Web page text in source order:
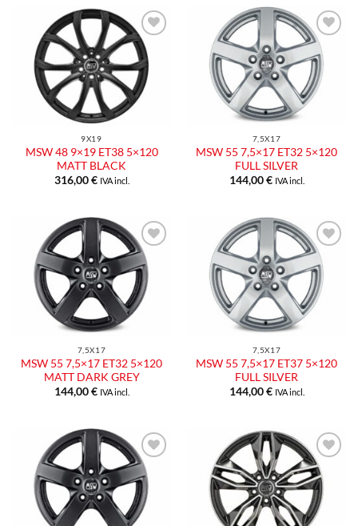
Aggiungi
alla lista
dei
desideri
9X19
MSW 48 9×19 ET38 5×120
MATT BLACK
316,00€ IVA incl.
Aggiungi
alla lista
dei
desideri
7,5X17
MSW 55 7,5×17 ET32 5×120
FULL SILVER
144,00€ IVA incl.
Aggiungi
alla lista
dei
desideri
7,5X17
MSW 55 7,5×17 ET32 5×120
MATT DARK GREY
144,00€ IVA incl.
Aggiungi
alla lista
dei
desideri
7,5X17
MSW 55 7,5×17 ET37 5×120
FULL SILVER
144,00€ IVA incl.
Aggiungi
alla lista
dei
desideri
Aggiungi
alla lista
dei
desideri